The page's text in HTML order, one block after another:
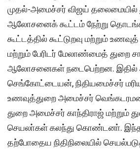
முதல்-அமைச்சர் விஜய் தலைமையில்
ஆலோசனைக் கூட்டம் நேற்று
கூட்டத்தில் கூட்டுறவு மற்றும்
மற்றும் பேரிடர் மேலாண்மைத் துறை
ஆலோசனைகள் நடைபெற்றன. இதில்
செங்கோட்டையன், நிதியமைச்சர்
உணவுத்துறை அமைச்சர்
துறை அமைச்சர் காந்திராஜ் மற்றும்
செயலா்கள் கலந்து கொண்டனா்.
தற்போதைய நிதிநிலையில்